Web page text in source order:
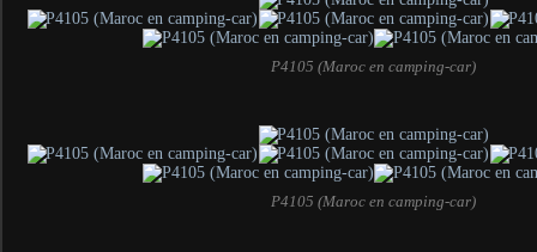
P4105 (Maroc en camping-car)
P4105 (Maroc en camping-car)